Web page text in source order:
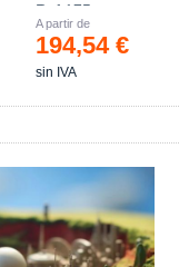
Ref.175
A partir de
194,54 €
sin IVA